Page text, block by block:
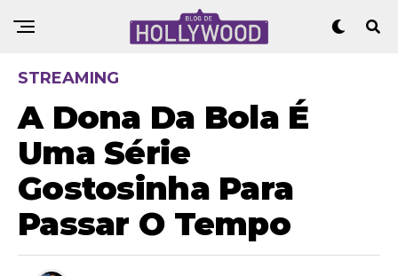
STREAMING
A Dona Da Bola É
Uma Série
Gostosinha Para
Passar O Tempo